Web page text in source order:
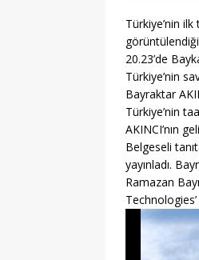
Türkiye’nin
20.23’de
Türkiye’nin
Bayraktar
Türkiye’nin
AKINCI’nın
Belgeseli
yayınladı.
Ramazan